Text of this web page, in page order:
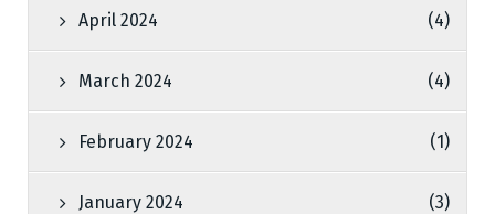
April 2024 (4)
March 2024 (4)
February 2024 (1)
January 2024 (3)